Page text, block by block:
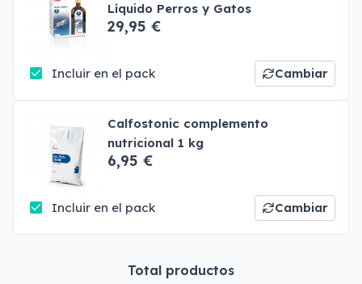
Líquido Perros y Gatos
29,95 €
Incluir en el pack Cambiar
Calfostonic complemento
nutricional 1 kg
6,95 €
Incluir en el pack Cambiar
Total productos